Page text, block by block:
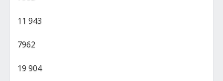
11 943
7962
19 904